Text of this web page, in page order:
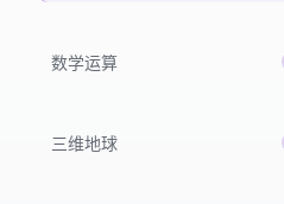
数学运算
三维地球